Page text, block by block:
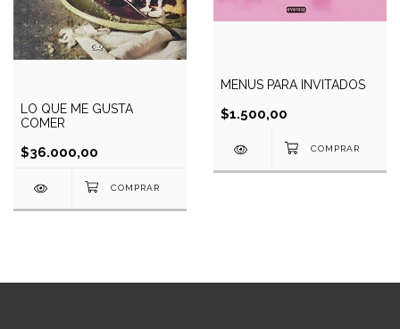
LO QUE ME GUSTA
COMER
$36.000,00
MENUS PARA INVITADOS
$1.500,00